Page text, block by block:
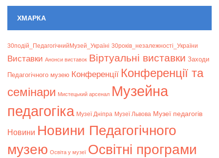
ХМАРКА
30подій_ПедагогічнийМузей_Україні 30років_незалежності_України
Bиставки Анонси виставок Віртуальні виставки Заходи
Педагогічного музею Конференції Конференції та
семінари Мистецький арсенал Музейна
педагогіка Музеї Дніпра Музеї Львова Музеї педагогів
Новини Новини Педагогічного
музею Освіта у музеї Освітні програми